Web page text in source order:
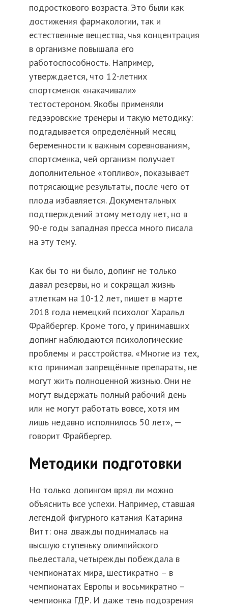
подросткового возраста. Это были как
достижения фармакологии, так и
естественные вещества, чья концентрация
в организме повышала его
работоспособность. Например,
утверждается, что 12-летних
спортсменок «накачивали»
тестостероном. Якобы применяли
гедээровские тренеры и такую методику:
подгадывается определённый месяц
беременности к важным соревнованиям,
спортсменка, чей организм получает
дополнительное «топливо», показывает
потрясающие результаты, после чего от
плода избавляется. Документальных
подтверждений этому методу нет, но в
90-е годы западная пресса много писала
на эту тему.
Как бы то ни было, допинг не только
давал резервы, но и сокращал жизнь
атлеткам на 10-12 лет, пишет в марте
2018 года немецкий психолог Харальд
Фрайбергер. Кроме того, у принимавших
допинг наблюдаются психологические
проблемы и расстройства. «Многие из тех,
кто принимал запрещённые препараты, не
могут жить полноценной жизнью. Они не
могут выдержать полный рабочий день
или не могут работать вовсе, хотя им
лишь недавно исполнилось 50 лет», —
говорит Фрайбергер.
Методики подготовки
Но только допингом вряд ли можно
объяснить все успехи. Например, ставшая
легендой фигурного катания Катарина
Витт: она дважды поднималась на
высшую ступеньку олимпийского
пьедестала, четырежды побеждала в
чемпионатах мира, шестикратно – в
чемпионатах Европы и восьмикратно –
чемпионка ГДР. И даже тень подозрения